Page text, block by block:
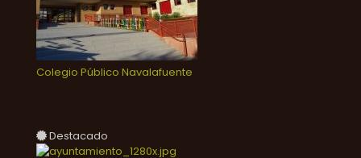
Colegio Público Navalafuente
Destacado